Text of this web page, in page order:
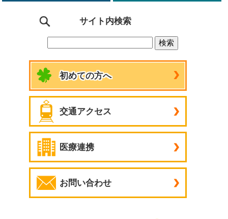
サイト内検索
初めての方へ
交通アクセス
医療連携
お問い合わせ